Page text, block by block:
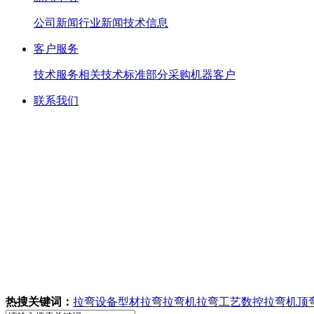
公司新闻行业新闻技术信息
客户服务
技术服务相关技术标准部分采购机器客户
联系我们
热搜关键词： 拉弯设备型材拉弯拉弯机拉弯工艺数控拉弯机顶